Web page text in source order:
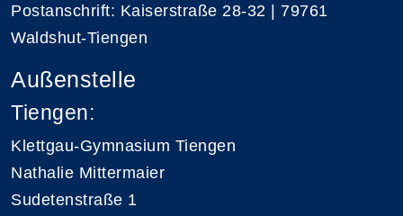
Postanschrift: Kaiserstraße 28-32 | 79761
Waldshut-Tiengen
Außenstelle
Tiengen:
Klettgau-Gymnasium Tiengen
Nathalie Mittermaier
Sudetenstraße 1